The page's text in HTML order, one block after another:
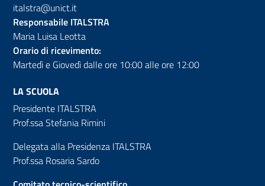
italstra@unict.it
Responsabile ITALSTRA
Maria Luisa Leotta
Orario di ricevimento:
Martedì e Giovedì dalle ore 10:00 alle ore 12:00
LA SCUOLA
Presidente ITALSTRA
Prof.ssa Stefania Rimini
Delegata alla Presidenza ITALSTRA
Prof.ssa Rosaria Sardo